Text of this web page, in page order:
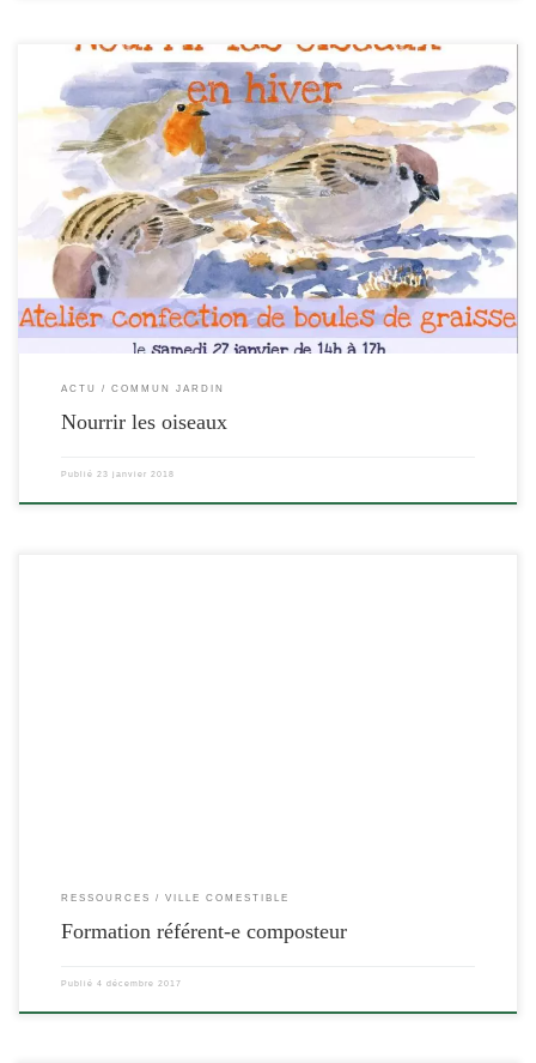
[…]
ACTU COMMUN JARDIN
Nourrir les oiseaux
Publié 23 janvier 2018
RESSOURCES VILLE COMESTIBLE
Formation référent-e composteur
Publié 4 décembre 2017